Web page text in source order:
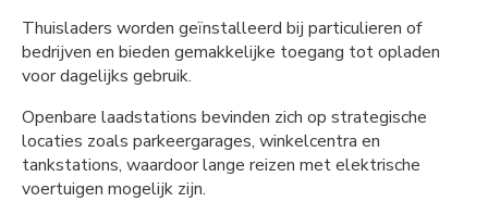
Thuisladers worden geïnstalleerd bij particulieren of
bedrijven en bieden gemakkelijke toegang tot opladen
voor dagelijks gebruik.
Openbare laadstations bevinden zich op strategische
locaties zoals parkeergarages, winkelcentra en
tankstations, waardoor lange reizen met elektrische
voertuigen mogelijk zijn.